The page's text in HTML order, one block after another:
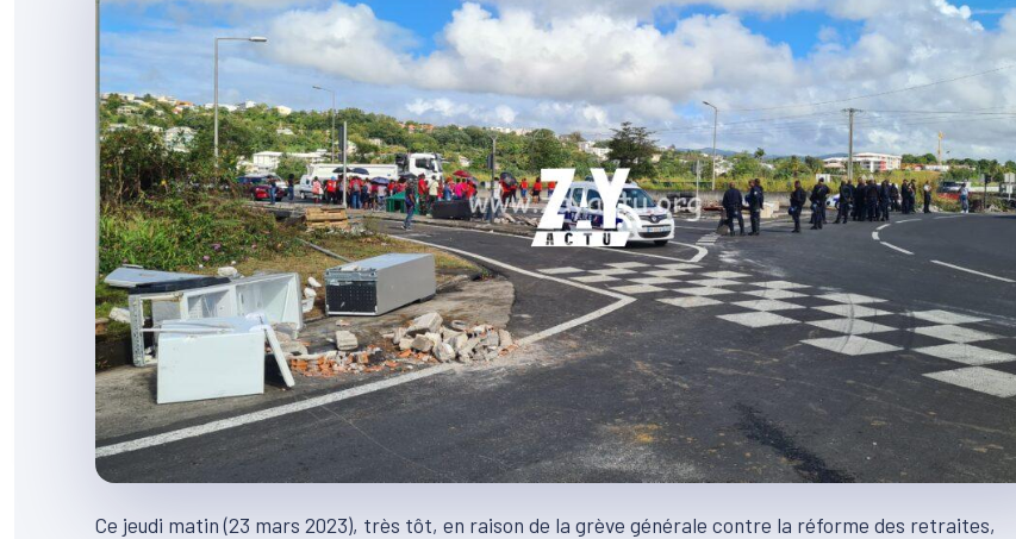
Ce jeudi matin (23 mars 2023), très tôt, en raison de la grève générale contre la réforme des retraites,